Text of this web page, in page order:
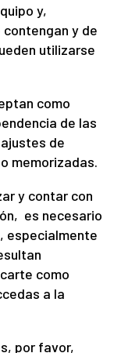
y,
y de
utilizarse
como
de las
de
memorizadas.
y contar con
es necesario
especialmente
como
a la
por favor,